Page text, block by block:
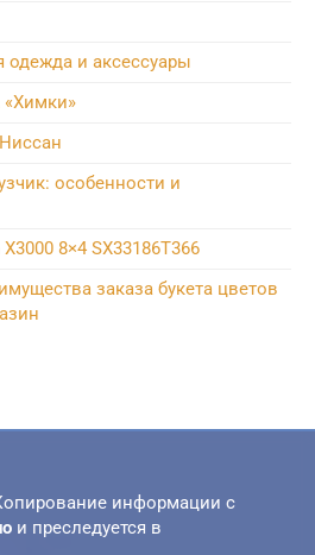
одежда и аксессуары
«Химки»
особенности и
8×4 SX33186T366
заказа букета цветов
информации с
и преследуется в